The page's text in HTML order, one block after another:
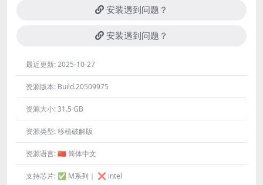
安装遇到问题？
安装遇到问题？
最近更新:2025-10-27
资源版本: Build.20509975
资源大小:31.5 GB
资源类型:移植破解版
资源语言:🇨🇳 简体中文
支持芯片: ✅ M系列｜ ❌ intel